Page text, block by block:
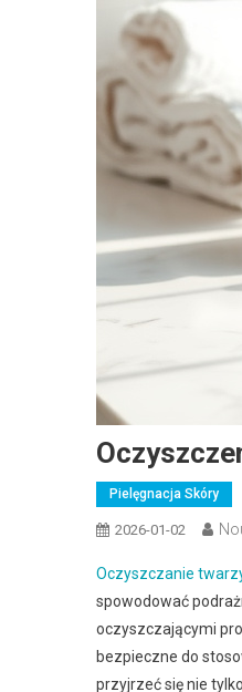
Pielęgnacja Skóry
2026-01-02
Oczyszczanie
spowodować
oczyszczającymi
bezpieczne do
przyjrzeć się nie